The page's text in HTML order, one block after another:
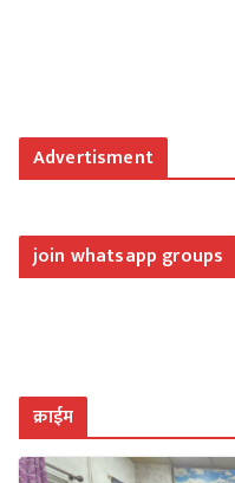
Advertisment
join whatsapp groups
क्राईम